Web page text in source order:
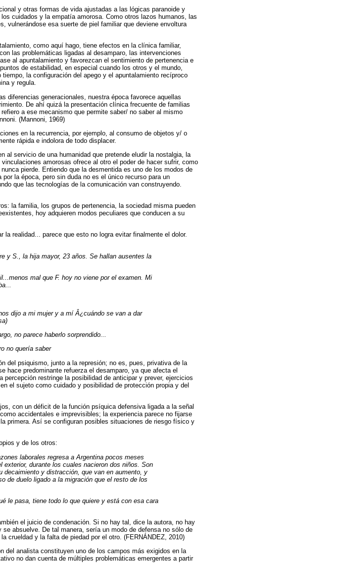
y otras formas de vida ajustadas a las lógicas paranoide y
cuidados y la empatía amorosa. Como otros lazos humanos, las
vulnerándose esa suerte de piel familiar que deviene envoltura
como aquí hago, tiene efectos en la clínica familiar,
las problemáticas ligadas al desamparo, las intervenciones
al apuntalamiento y favorezcan el sentimiento de pertenencia e
de estabilidad, en especial cuando los otros y el mundo,
la configuración del apego y el apuntalamiento recíproco
y regula.
diferencias generacionales, nuestra época favorece aquellas
De ahí quizá la presentación clínica frecuente de familias
a ese mecanismo que permite saber/ no saber al mismo
(Mannoni, 1969)
en la recurrencia, por ejemplo, al consumo de objetos y/ o
rápida e indolora de todo displacer.
al servicio de una humanidad que pretende eludir la nostalgia, la
amorosas ofrece al otro el poder de hacer sufrir, como
pierde. Entiendo que la desmentida es uno de los modos de
la época, pero sin duda no es el único recurso para un
que las tecnologías de la comunicación van construyendo.
la familia, los grupos de pertenencia, la sociedad misma pueden
hoy adquieren modos peculiares que conducen a su
realidad... parece que esto no logra evitar finalmente el dolor.
y S., la hija mayor, 23 años. Se hallan ausentes la
mal que F. hoy no viene por el examen. Mi
dijo a mi mujer y a mí Â¿cuándo se van a dar
no parece haberlo sorprendido...
no quería saber
del psiquismo, junto a la represión; no es, pues, privativa de la
hace predominante refuerza el desamparo, ya que afecta el
restringe la posibilidad de anticipar y prever, ejercicios
el sujeto como cuidado y posibilidad de protección propia y del
con un déficit de la función psíquica defensiva ligada a la señal
accidentales e imprevisibles; la experiencia parece no fijarse
primera. Así se configuran posibles situaciones de riesgo físico y
y de los otros:
laborales regresa a Argentina pocos meses
durante los cuales nacieron dos niños. Son
decaimiento y distracción, que van en aumento, y
de duelo ligado a la migración que el resto de los
le pasa, tiene todo lo que quiere y está con esa cara
el juicio de condenación. Si no hay tal, dice la autora, no hay
absuelve. De tal manera, sería un modo de defensa no sólo de
crueldad y la falta de piedad por el otro. (FERNÁNDEZ, 2010)
del analista constituyen uno de los campos más exigidos en la
no dan cuenta de múltiples problemáticas emergentes a partir